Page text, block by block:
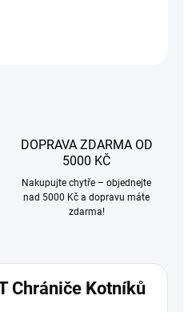
DOPRAVA ZDARMA OD
5000 KČ
Nakupujte chytře – objednejte
nad 5000 Kč a dopravu máte
zdarma!
Chrániče Kotníků